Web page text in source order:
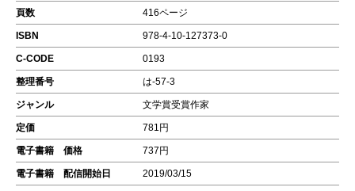
頁数 416ページ
ISBN 978-4-10-127373-0
C-CODE 0193
整理番号 は-57-3
ジャンル 文学賞受賞作家
定価 781円
電子書籍 価格 737円
電子書籍 配信開始日 2019/03/15